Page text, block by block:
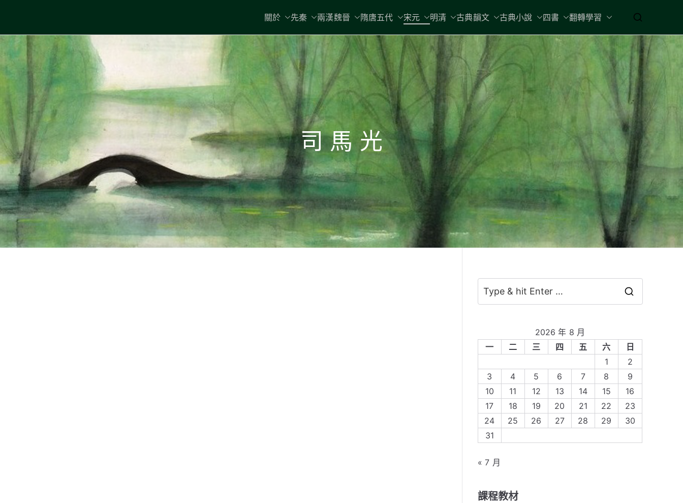
content
中國古典文學
關於 先秦 兩漢魏晉 隋唐五代 宋元 明清 古典韻文 古典小說 四書 翻轉學習
司 馬 光
r
c
h
f
o
r
:
2026 年 8 月
一
二 三 四 五 六
日
1
2
3
4 5 6 7 8
9
10
11 12 13 14 15
16
17
18 19 20 21 22
23
24
25 26 27 28 29
30
31
« 7 月
課程教材